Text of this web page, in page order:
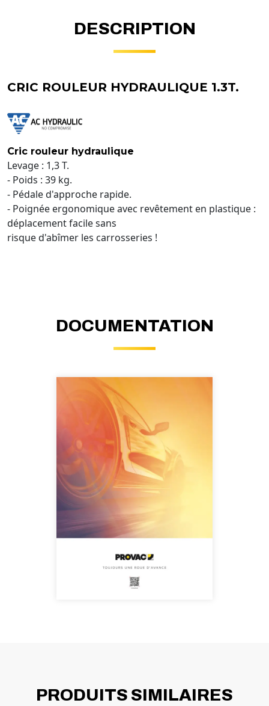
DESCRIPTION
CRIC ROULEUR HYDRAULIQUE 1.3T.
Cric rouleur hydraulique
Levage : 1,3 T.
- Poids : 39 kg.
- Pédale d'approche rapide.
- Poignée ergonomique avec revêtement en plastique :
déplacement facile sans
risque d'abîmer les carrosseries !
DOCUMENTATION
PRODUITS SIMILAIRES